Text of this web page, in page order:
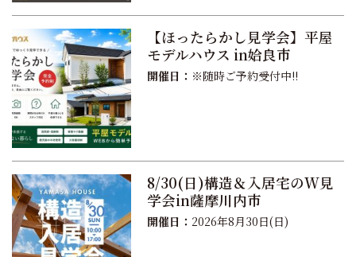
【ほったらかし見学会】平屋
モデルハウス in姶良市
開催日： ※随時ご予約受付中!!
8/30(日)構造＆入居宅のW見
学会in薩摩川内市
開催日： 2026年8月30日(日)